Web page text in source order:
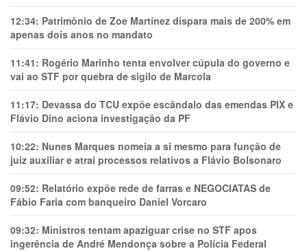
12:34: Patrimônio de Zoe Martínez dispara mais de 200% em
apenas dois anos no mandato
11:41: Rogério Marinho tenta envolver cúpula do governo e
vai ao STF por quebra de sigilo de Marcola
11:17: Devassa do TCU expõe escândalo das emendas PIX e
Flávio Dino aciona investigação da PF
10:22: Nunes Marques nomeia a si mesmo para função de
juiz auxiliar e atrai processos relativos a Flávio Bolsonaro
09:52: Relatório expõe rede de farras e NEGOCIATAS de
Fábio Faria com banqueiro Daniel Vorcaro
09:32: Ministros tentam apaziguar crise no STF apos
ingerência de André Mendonça sobre a Polícia Federal